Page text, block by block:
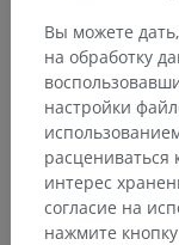
Вы можете дать,
на обработку
настройки
интерес
согласие на
нажмите